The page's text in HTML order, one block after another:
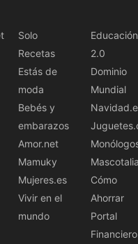
Solo
Recetas
Estás de
moda
Bebés y
embarazos
Amor.net
Mamuky
Mujeres.es
Vivir en el
mundo
Educación
2.0
Dominio
Mundial
Cómo
Ahorrar
Portal
Financiero